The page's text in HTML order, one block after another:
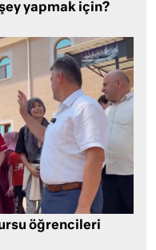
yapmak için?
öğrencileri